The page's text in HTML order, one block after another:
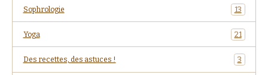
Sophrologie 13
Yoga 21
Des recettes, des astuces ! 3